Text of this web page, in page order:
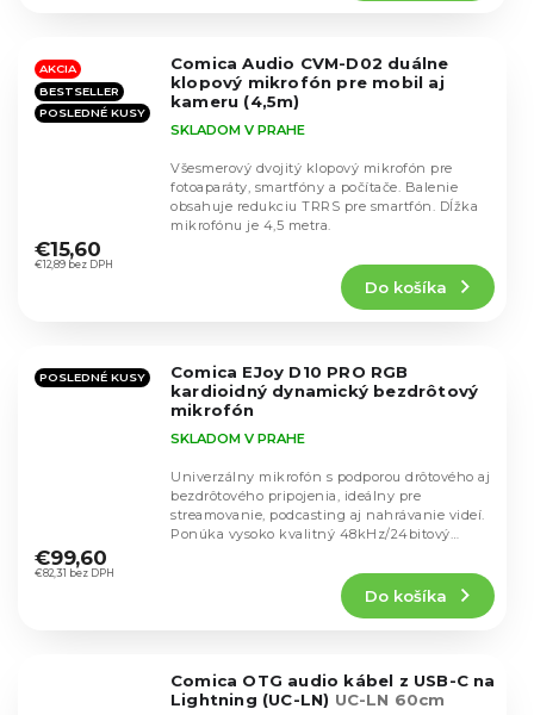
hviezdičiek.
AKCIA
BESTSELLER
POSLEDNÉ KUSY
Comica Audio CVM-D02 duálne
klopový mikrofón pre mobil aj
kameru (4,5m)
hodnotenie
produktu
hviezdičiek.
SKLADOM V PRAHE
€12,89 bez DPH
€15,60
Do košíka
Všesmerový dvojitý klopový mikrofón pre
fotoaparáty, smartfóny a počítače. Balenie
obsahuje redukciu TRRS pre smartfón. Dĺžka
mikrofónu je 4,5 metra.
POSLEDNÉ KUSY
Comica EJoy D10 PRO RGB
kardioidný dynamický bezdrôtový
mikrofón
hodnotenie
produktu
SKLADOM V PRAHE
€82,31 bez DPH
€99,60
Do košíka
Univerzálny mikrofón s podporou drôtového aj
bezdrôtového pripojenia, ideálny pre
streamovanie, podcasting aj nahrávanie videí.
Ponúka vysoko kvalitný 48kHz/24bitový
Comica OTG audio kábel z USB-C na
Lightning (UC-LN) UC-LN 60cm